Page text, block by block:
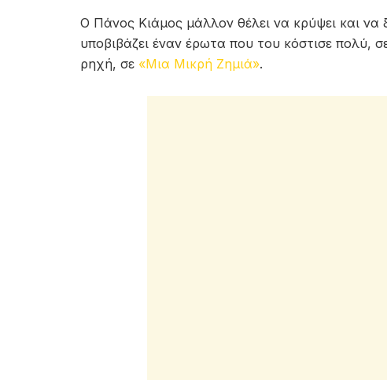
Ο Πάνος Κιάμος μάλλον θέλει να κρύψει και να
υποβιβάζει έναν έρωτα που του κόστισε πολύ,
ρηχή, σε «Μια Μικρή Ζημιά».